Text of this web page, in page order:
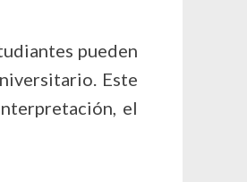
pueden
Este
el